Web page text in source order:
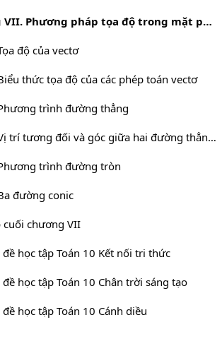
Chương VII. Phương pháp tọa độ trong mặt phẳng
độ của vectơ
thức tọa độ của các phép toán vectơ
trình đường thẳng
Bài 4. Vị trí tương đối và góc giữa hai đường thẳng. Khoảng cách từ một điểm đến một đường thẳng
trình đường tròn
đường conic
cuối chương VII
đề học tập Toán 10 Kết nối tri thức
đề học tập Toán 10 Chân trời sáng tạo
học tập Toán 10 Cánh diều